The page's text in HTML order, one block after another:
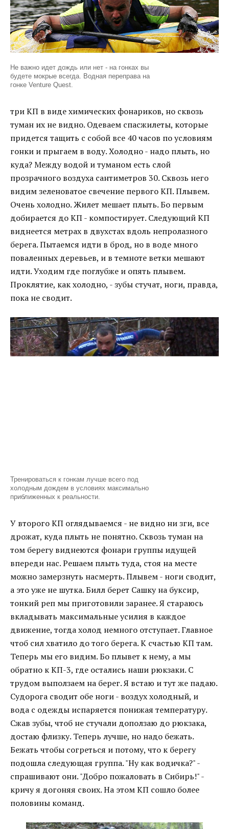
Не важно идет дождь или нет - на гонках вы
будете мокрые всегда. Водная переправа на
гонке Venture Quest.
три КП в виде химических фонариков, но сквозь
туман их не видно. Одеваем спасжилеты, которые
придется тащить с собой все 40 часов по условиям
гонки и прыгаем в воду. Холодно - надо плыть, но
куда? Между водой и туманом есть слой
прозрачного воздуха сантиметров 30. Сквозь него
видим зеленоватое свечение первого КП. Плывем.
Очень холодно. Жилет мешает плыть. Бо первым
добирается до КП - компостирует. Следующий КП
виднеется метрах в двухстах вдоль непролазного
берега. Пытаемся идти в брод, но в воде много
поваленных деревьев, и в темноте ветки мешают
идти. Уходим где поглубже и опять плывем.
Проклятие, как холодно, - зубы стучат, ноги, правда,
пока не сводит.
Тренироваться к гонкам лучше всего под
холодным дождем в условиях максимально
приближенных к реальности.
У второго КП оглядываемся - не видно ни зги, все
дрожат, куда плыть не понятно. Сквозь туман на
том берегу виднеются фонари группы идущей
впереди нас. Решаем плыть туда, стоя на месте
можно замерзнуть насмерть. Плывем - ноги сводит,
а это уже не шутка. Билл берет Сашку на буксир,
тонкий реп мы приготовили заранее. Я стараюсь
вкладывать максимальные усилия в каждое
движение, тогда холод немного отступает. Главное
чтоб сил хватило до того берега. К счастью КП там.
Теперь мы его видим. Бо плывет к нему, а мы
обратно к КП-3, где остались наши рюкзаки. С
трудом выползаем на берег. Я встаю и тут же падаю.
Судорога сводит обе ноги - воздух холодный, и
вода с одежды испаряется понижая температуру.
Сжав зубы, чтоб не стучали доползаю до рюкзака,
достаю флизку. Теперь лучше, но надо бежать.
Бежать чтобы согреться и потому, что к берегу
подошла следующая группа. "Ну как водичка?" -
спрашивают они. "Добро пожаловать в Сибирь!" -
кричу я догоняя своих. На этом КП сошло более
половины команд.